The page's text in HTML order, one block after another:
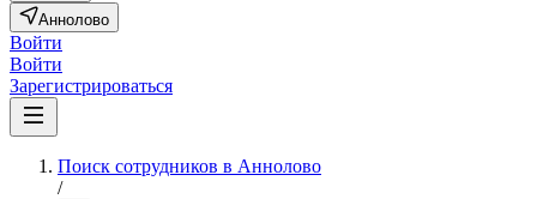
Аннолово
Войти
Войти
Зарегистрироваться
Поиск сотрудников в Аннолово
/